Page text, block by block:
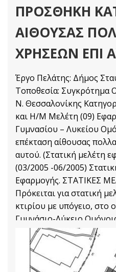
ΠΡΟΣΘΗΚΗ
ΑΙΘΟΥΣΑΣ
ΧΡΗΣΕΩΝ ΕΠΙ
Έργο Πελάτης: Δήμος
Τοποθεσία: Συγκρότημα
Ν. Θεσσαλονίκης
και Η/Μ Μελέτη (09)
Γυμνασίου – Λυκείου
επέκταση αίθουσας
αυτού. (Στατική μελέτη
(03/2005 -06/2005)
Εφαρμογής. ΣΤΑΤΙΚΕΣ
Πρόκειται για στατική
κτιρίου με υπόγειο, στο
Γυμνάσιο-Λύκειο
2.500τμ. Όμορα στο νέο
Διαβάστε Περισσότερα